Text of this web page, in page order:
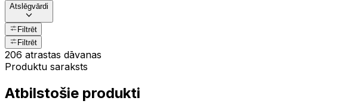
Atslēgvārdi
Filtrēt
Filtrēt
206 atrastas dāvanas
Produktu saraksts
Atbilstošie produkti